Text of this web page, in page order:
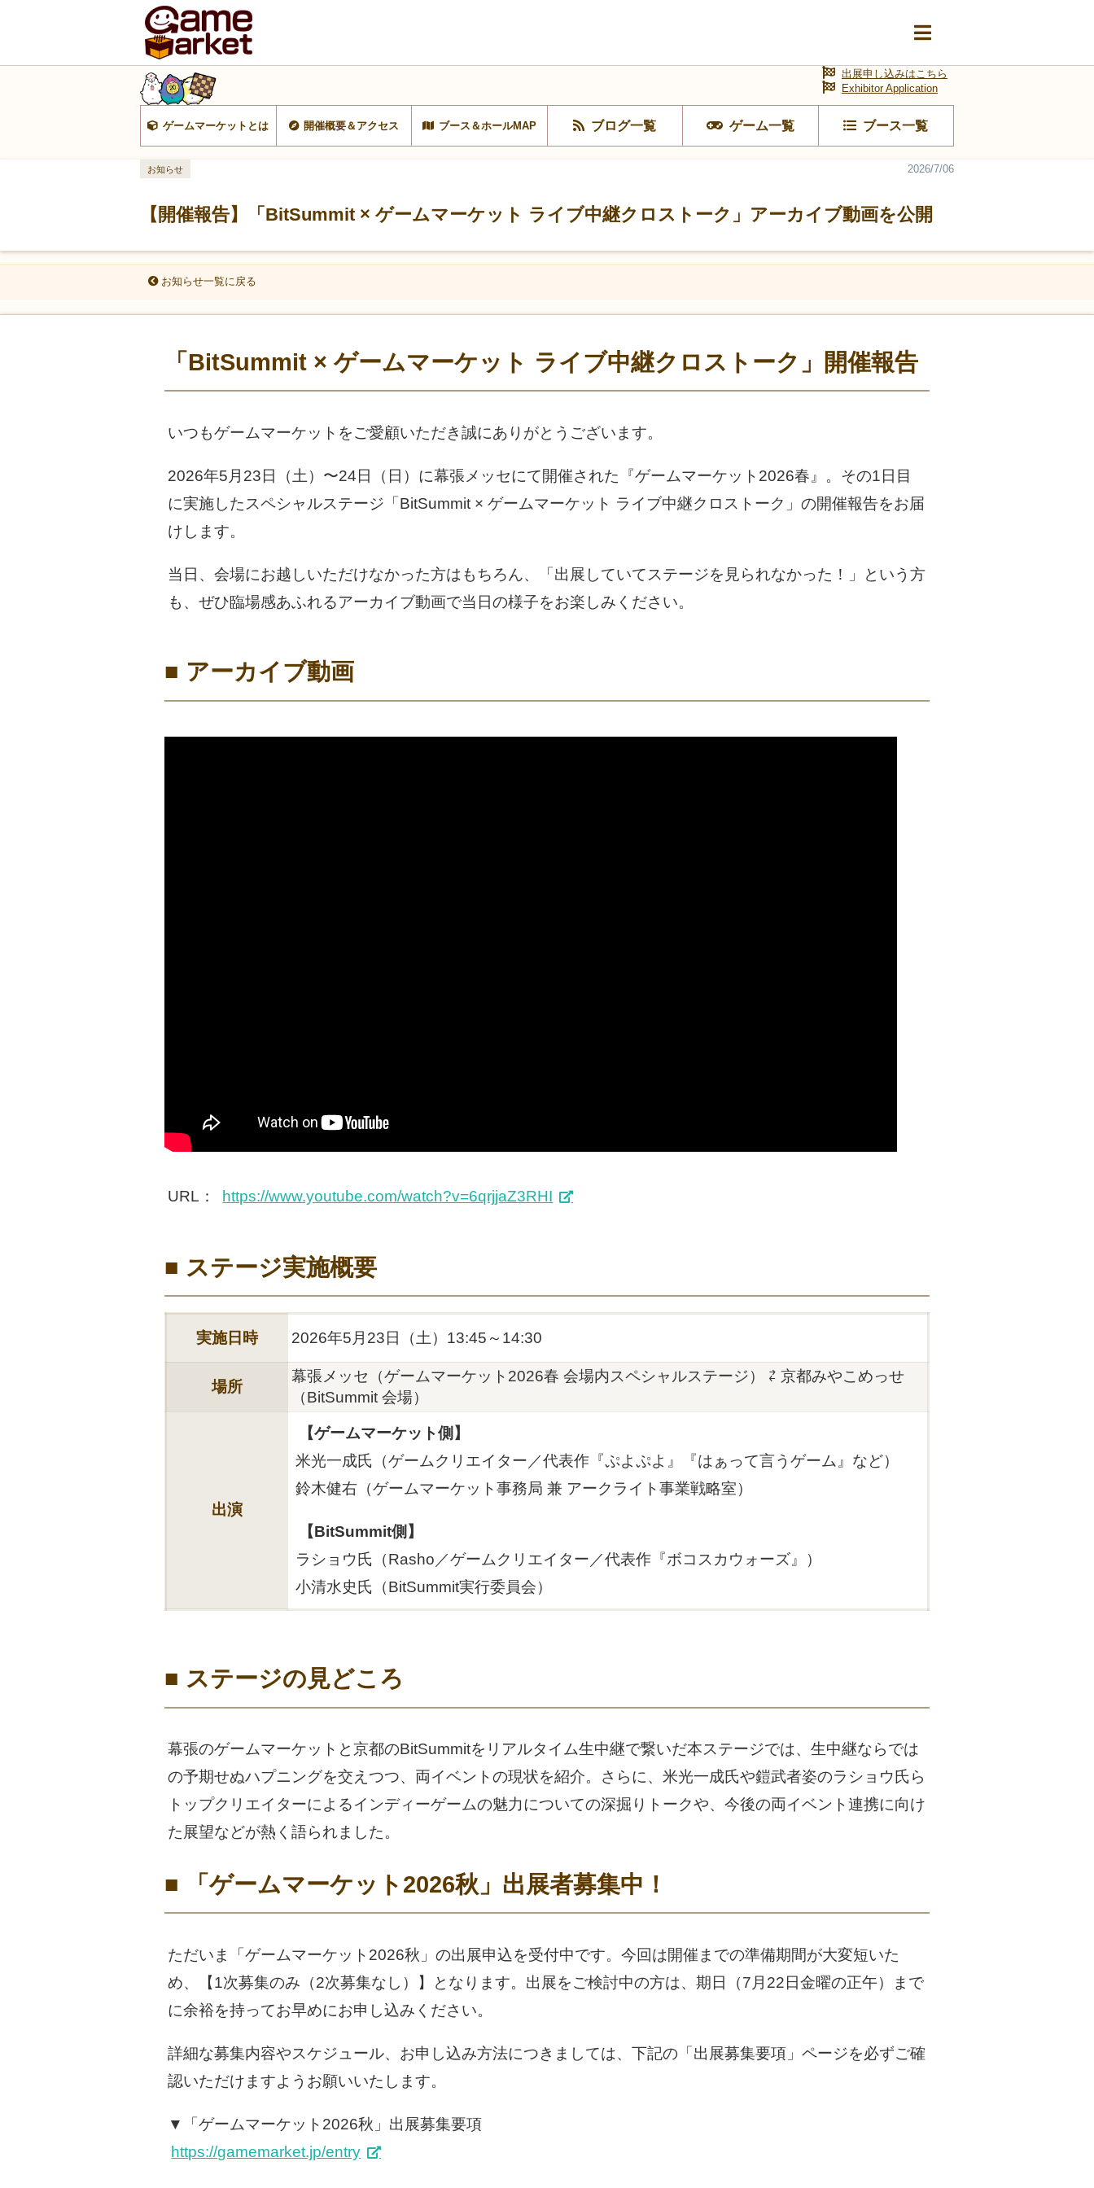
ゲームマーケットとは 開催概要＆アクセス ブース＆ホールMAP ブログ一覧 ゲーム一覧 ブース一覧
出展申し込みはこちら
Exhibitor Application
【開催報告】「BitSummit × ゲームマーケット ライブ中継クロストーク」アーカイブ動画を公開
2026/7/06
お知らせ
お知らせ一覧に戻る
「BitSummit × ゲームマーケット ライブ中継クロストーク」開催報告
いつもゲームマーケットをご愛顧いただき誠にありがとうございます。
2026年5月23日（土）〜24日（日）に幕張メッセにて開催された『ゲームマーケット2026春』。その1日目
に実施したスペシャルステージ「BitSummit × ゲームマーケット ライブ中継クロストーク」の開催報告をお届
けします。
当日、会場にお越しいただけなかった方はもちろん、「出展していてステージを見られなかった！」という方
も、ぜひ臨場感あふれるアーカイブ動画で当日の様子をお楽しみください。
■ アーカイブ動画
URL： https://www.youtube.com/watch?v=6qrjjaZ3RHI
■ ステージ実施概要
実施日時 2026年5月23日（土）13:45～14:30
場所
幕張メッセ（ゲームマーケット2026春 会場内スペシャルステージ） ⇄ 京都みやこめっせ
（BitSummit 会場）
出演
【ゲームマーケット側】
米光一成氏（ゲームクリエイター／代表作『ぷよぷよ』『はぁって言うゲーム』など）
鈴木健右（ゲームマーケット事務局 兼 アークライト事業戦略室）
【BitSummit側】
ラショウ氏（Rasho／ゲームクリエイター／代表作『ボコスカウォーズ』）
小清水史氏（BitSummit実行委員会）
■ ステージの見どころ
幕張のゲームマーケットと京都のBitSummitをリアルタイム生中継で繋いだ本ステージでは、生中継ならでは
の予期せぬハプニングを交えつつ、両イベントの現状を紹介。さらに、米光一成氏や鎧武者姿のラショウ氏ら
トップクリエイターによるインディーゲームの魅力についての深掘りトークや、今後の両イベント連携に向け
た展望などが熱く語られました。
■ 「ゲームマーケット2026秋」出展者募集中！
ただいま「ゲームマーケット2026秋」の出展申込を受付中です。今回は開催までの準備期間が大変短いた
め、【1次募集のみ（2次募集なし）】となります。出展をご検討中の方は、期日（7月22日金曜の正午）まで
に余裕を持ってお早めにお申し込みください。
詳細な募集内容やスケジュール、お申し込み方法につきましては、下記の「出展募集要項」ページを必ずご確
認いただけますようお願いいたします。
▼「ゲームマーケット2026秋」出展募集要項
https://gamemarket.jp/entry